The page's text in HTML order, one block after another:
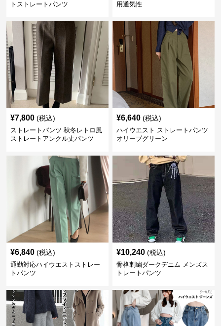
トストレートパンツ
用通気性
¥7,800 (税込)
ストレートパンツ 秋冬レトロ風
ストレートアンクル丈パンツ
¥6,640 (税込)
ハイウエスト ストレートパンツ
オリーブグリーン
¥6,840 (税込)
通勤対応ハイウエストストレー
トパンツ
¥10,240 (税込)
骨格刺繍ダークデニム メンズス
トレートパンツ